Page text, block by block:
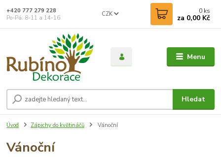
Menu
CZK
Hledat
+420 777 279 228
Po-Pá: 8-11 a 14-16
0 ks
za 0,00 Kč
Úvod Zápichy do květináčů Vánoční
Vánoční